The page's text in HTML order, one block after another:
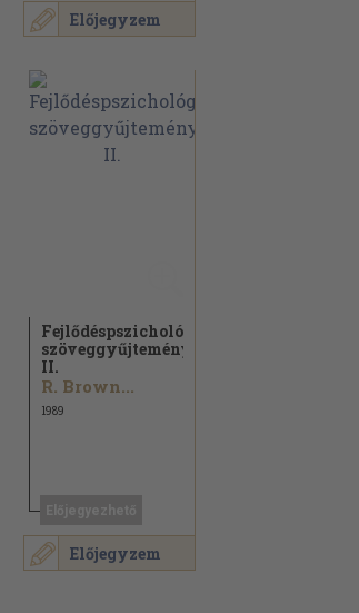
Előjegyzem
Előjegyzem
Fejlődéspszichológia
szöveggyűjtemény
II.
R. Brown...
1989